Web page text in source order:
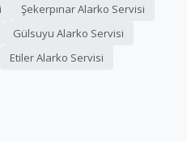
Şekerpınar Alarko Servisi
Gülsuyu Alarko Servisi
Etiler Alarko Servisi